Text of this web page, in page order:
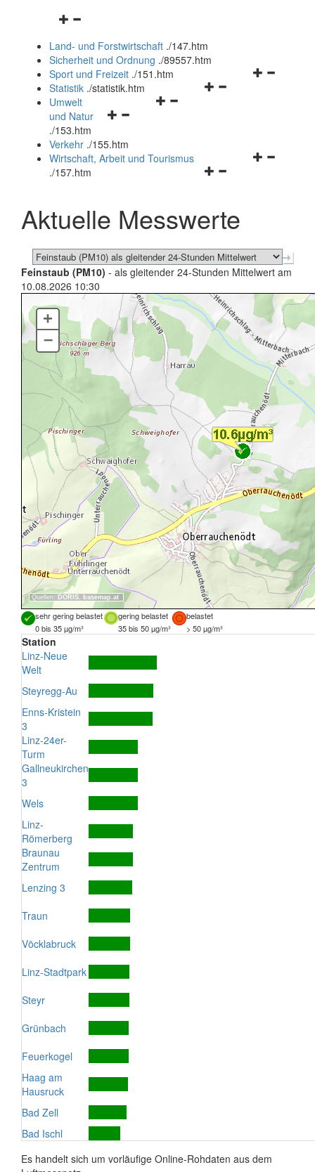
Navigationsmenü
und
schließen
Land- und Forstwirtschaft ./147.htm
Sicherheit und Ordnung ./89557.htm
Navigationsmenü
Sport und Freizeit ./151.htm
Navigationsmenü
Statistik ./statistik.htm
Navigationsmenü
und
schließen
Umwelt
und Natur
./153.htm
Verkehr ./155.htm
Navigationsmenü
schließen
Wirtschaft, Arbeit und Tourismus
./157.htm
Aktuelle Messwerte
Feinstaub (PM10) - als gleitender 24-Stunden Mittelwert am
10.08.2026 10:30
Quellen: DORIS, basemap.at
+
–
sehr gering belastet gering belastet
belastet
0 bis 35 µg/m³
35 bis 50 µg/m³ > 50 µg/m³
Station
Linz-Neue
Welt
Steyregg-Au
Enns-Kristein
3
Linz-24er-
Turm
Gallneukirchen
3
Wels
Linz-
Römerberg
Braunau
Zentrum
Lenzing 3
Traun
Vöcklabruck
Linz-Stadtpark
Steyr
Grünbach
Feuerkogel
Haag am
Hausruck
Bad Zell
Bad Ischl
Es handelt sich um vorläufige Online-Rohdaten aus dem